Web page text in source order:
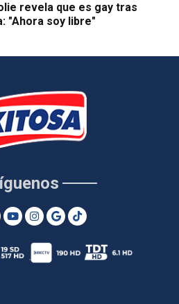
revela que es gay tras
"Ahora soy libre"